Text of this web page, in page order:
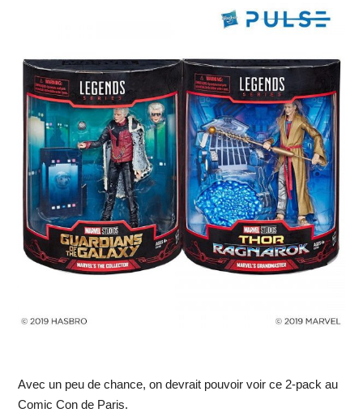
Avec un peu de chance, on devrait pouvoir voir ce 2-pack au
Comic Con de Paris.